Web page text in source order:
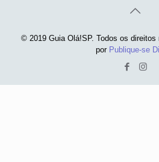
© 2019 Guia Olá!SP. Todos os
por Publique-se